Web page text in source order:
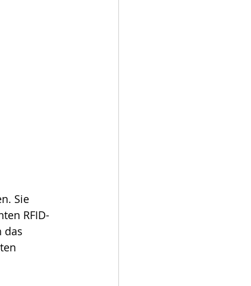
Sie
RFID-
das